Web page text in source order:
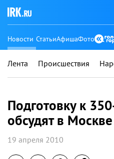
Новости СтатьиАфишаФото
Лента Происшествия
Подготовку к
обсудят в Москве
19 апреля 2010